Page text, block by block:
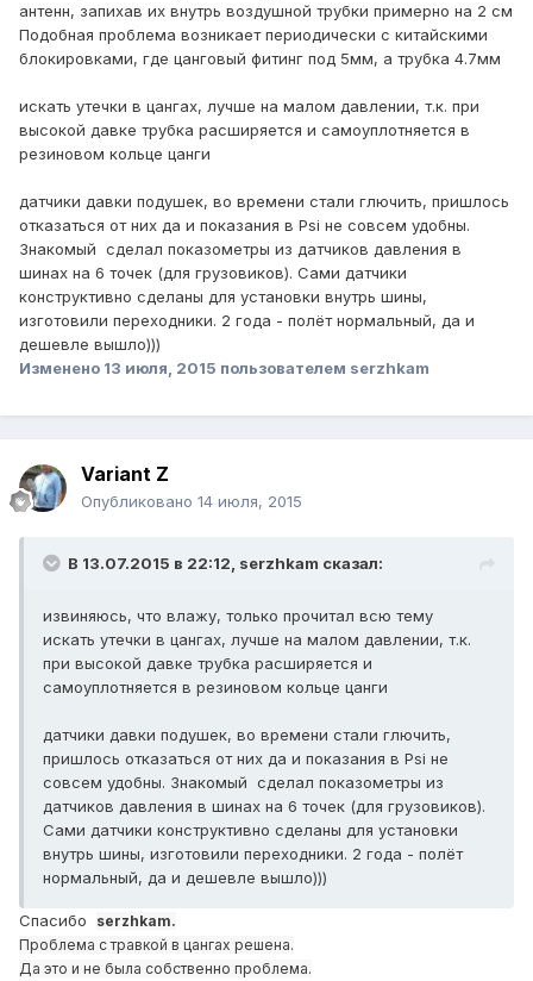
антенн, запихав их внутрь воздушной трубки примерно на 2 см
Подобная проблема возникает периодически с китайскими
блокировками, где цанговый фитинг под 5мм, а трубка 4.7мм
искать утечки в цангах, лучше на малом давлении, т.к. при
высокой давке трубка расширяется и самоуплотняется в
резиновом кольце цанги
датчики давки подушек, во времени стали глючить, пришлось
отказаться от них да и показания в Psi не совсем удобны.
Знакомый сделал показометры из датчиков давления в
шинах на 6 точек (для грузовиков). Сами датчики
конструктивно сделаны для установки внутрь шины,
изготовили переходники. 2 года - полёт нормальный, да и
дешевле вышло)))
Изменено 13 июля, 2015 пользователем serzhkam
Variant Z
Опубликовано 14 июля, 2015
В 13.07.2015 в 22:12, serzhkam сказал:
извиняюсь, что влажу, только прочитал всю тему
искать утечки в цангах, лучше на малом давлении, т.к.
при высокой давке трубка расширяется и
самоуплотняется в резиновом кольце цанги
датчики давки подушек, во времени стали глючить,
пришлось отказаться от них да и показания в Psi не
совсем удобны. Знакомый сделал показометры из
датчиков давления в шинах на 6 точек (для грузовиков).
Сами датчики конструктивно сделаны для установки
внутрь шины, изготовили переходники. 2 года - полёт
нормальный, да и дешевле вышло)))
Спасибо serzhkam.
Проблема с травкой в цангах решена.
Да это и не была собственно проблема.